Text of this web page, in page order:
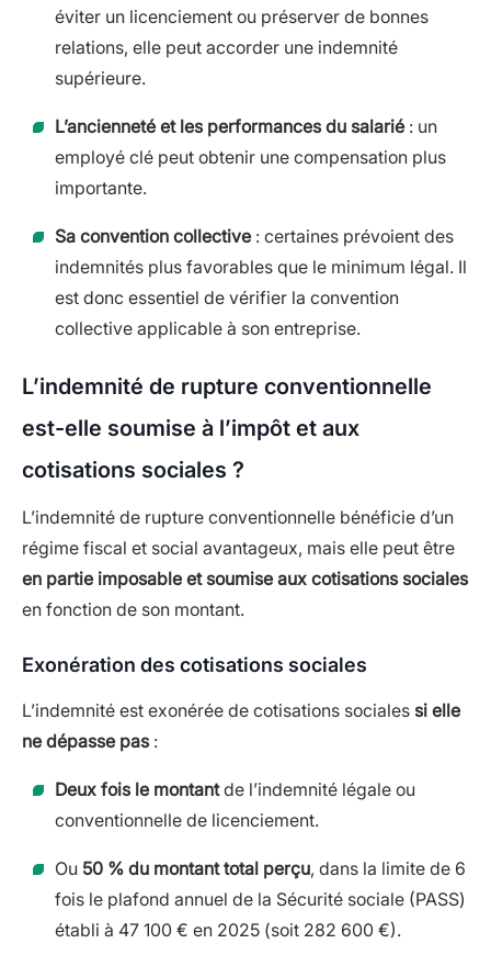
éviter un licenciement ou préserver de bonnes
relations, elle peut accorder une indemnité
supérieure.
L’ancienneté et les performances du salarié : un
employé clé peut obtenir une compensation plus
importante.
Sa convention collective : certaines prévoient des
indemnités plus favorables que le minimum légal. Il
est donc essentiel de vérifier la convention
collective applicable à son entreprise.
L’indemnité de rupture conventionnelle
est-elle soumise à l’impôt et aux
cotisations sociales ?
L’indemnité de rupture conventionnelle bénéficie d’un
régime fiscal et social avantageux, mais elle peut être
en partie imposable et soumise aux cotisations sociales
en fonction de son montant.
Exonération des cotisations sociales
L’indemnité est exonérée de cotisations sociales si elle
ne dépasse pas:
Deux fois le montantde l’indemnité légale ou
conventionnelle de licenciement.
Ou 50 % du montant total perçu, dans la limite de 6
fois le plafond annuel de la Sécurité sociale (PASS)
établi à 47 100 € en 2025 (soit 282 600 €).